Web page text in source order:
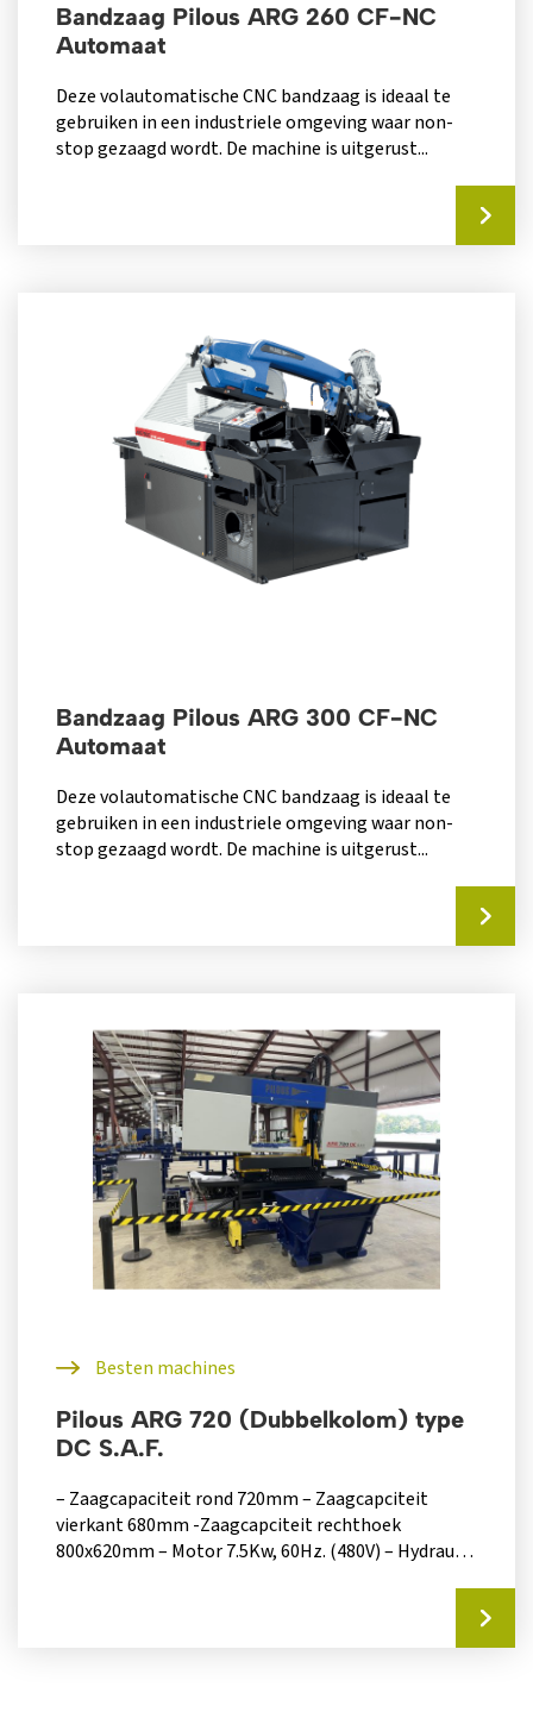
Bandzaag Pilous ARG 260 CF-NC
Automaat
Deze volautomatische CNC bandzaag is ideaal te
gebruiken in een industriele omgeving waar non-
stop gezaagd wordt. De machine is uitgerust...
Bandzaag Pilous ARG 300 CF-NC
Automaat
Deze volautomatische CNC bandzaag is ideaal te
gebruiken in een industriele omgeving waar non-
stop gezaagd wordt. De machine is uitgerust...
Besten machines
Pilous ARG 720 (Dubbelkolom) type
DC S.A.F.
– Zaagcapaciteit rond 720mm – Zaagcapciteit
vierkant 680mm -Zaagcapciteit rechthoek
800x620mm – Motor 7.5Kw, 60Hz. (480V) – Hydraulic